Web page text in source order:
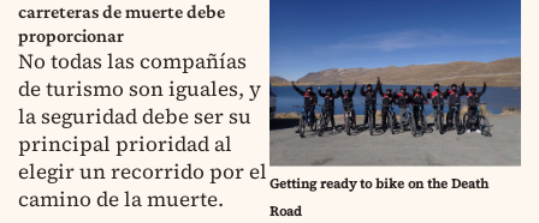
carreteras de muerte debe
proporcionar
No todas las compañías
de turismo son iguales, y
la seguridad debe ser su
principal prioridad al
elegir un recorrido por el
camino de la muerte.
Getting ready to bike on the Death
Road